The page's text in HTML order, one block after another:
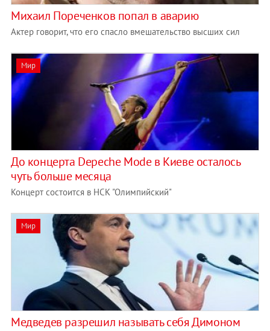
Михаил Пореченков попал в аварию
Актер говорит, что его спасло вмешательство высших сил
Мир
До концерта Depeche Mode в Киеве осталось
чуть больше месяца
Концерт состоится в НСК "Олимпийский"
Мир
Медведев разрешил называть себя Димоном